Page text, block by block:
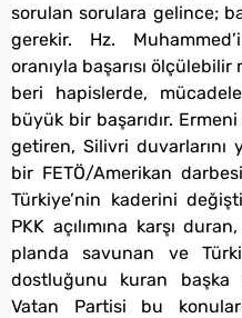
sorulan sorulara gelince;
gerekir. Hz.
oranıyla başarısı ölçülebilir
beri hapislerde,
büyük bir başarıdır. Ermeni
getiren, Silivri duvarlarını
bir FETÖ/Amerikan
Türkiye’nin kaderini
PKK açılımına karşı
planda savunan ve
dostluğunu kuran
Vatan Partisi bu